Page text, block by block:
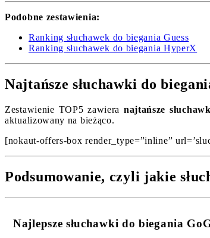
Podobne zestawienia:
Ranking słuchawek do biegania Guess
Ranking słuchawek do biegania HyperX
Najtańsze słuchawki do
Zestawienie TOP5 zawiera najtańsze
aktualizowany na bieżąco.
[nokaut-offers-box render_type=”inline”
Podsumowanie, czyli jakie
Najlepsze słuchawki do biegania